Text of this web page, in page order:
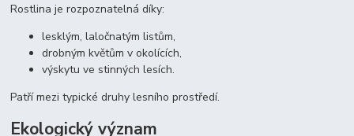
Rostlina je rozpoznatelná díky:
lesklým, laločnatým listům,
drobným květům v okolících,
výskytu ve stinných lesích.
Patří mezi typické druhy lesního prostředí.
Ekologický význam